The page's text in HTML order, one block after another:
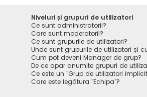
Niveluri și grupuri de utilizatori
Ce sunt administratorii?
Care sunt moderatorii?
Ce sunt grupurile de utilizatori?
Unde sunt grupurile de utilizatori și
Cum pot deveni Manager de grup?
De ce apar anumite grupuri de
Ce este un "Grup de utilizatori
Care este legătura "Echipa"?